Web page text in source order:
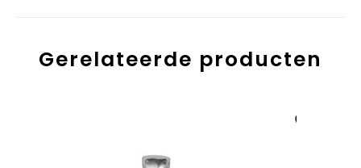
Gerelateerde producten